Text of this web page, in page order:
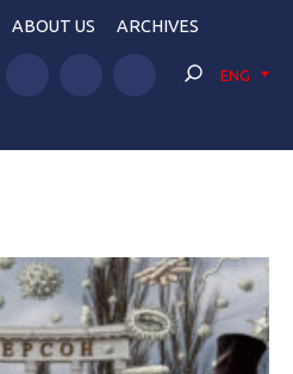
ABOUT US ARCHIVES
ENG